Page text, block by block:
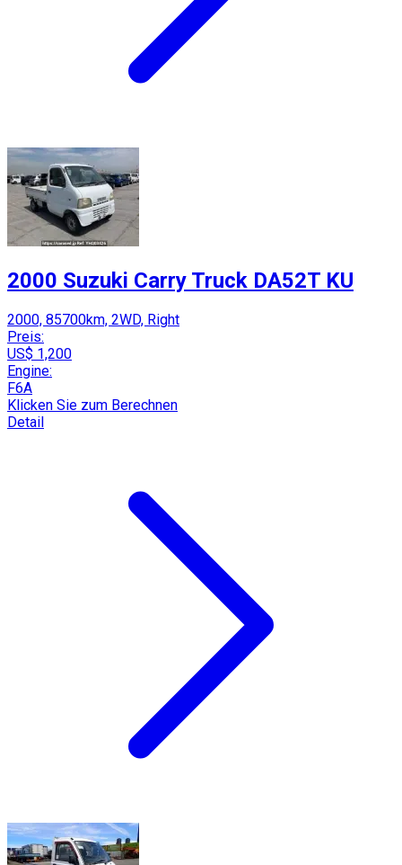
2000 Suzuki Carry Truck DA52T KU
2000, 85700km, 2WD, Right
Preis:
US$ 1,200
Engine:
F6A
Klicken Sie zum Berechnen
Detail